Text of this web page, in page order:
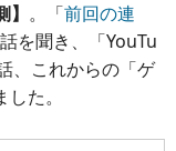
。「前回の連
を聞き、「YouTu
、これからの「ゲ
た。